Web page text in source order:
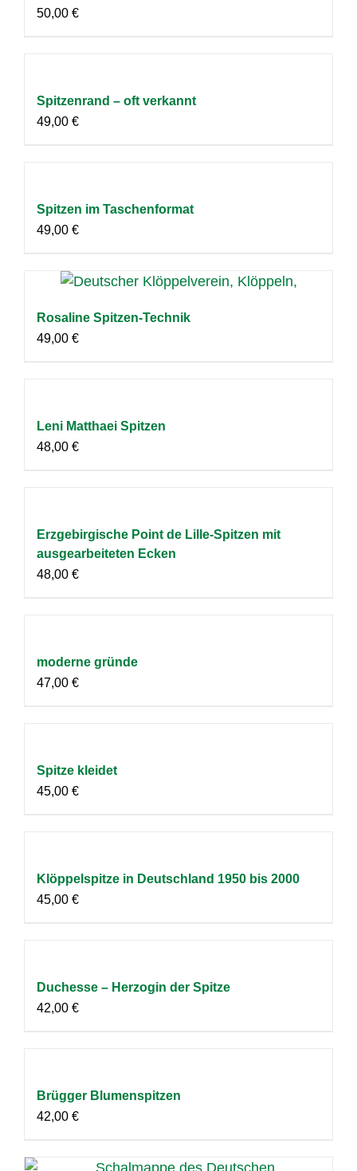
50,00 €
Spitzenrand – oft verkannt
49,00 €
Spitzen im Taschenformat
49,00 €
Rosaline Spitzen-Technik
49,00 €
Leni Matthaei Spitzen
48,00 €
Erzgebirgische Point de Lille-Spitzen mit
ausgearbeiteten Ecken
48,00 €
moderne gründe
47,00 €
Spitze kleidet
45,00 €
Klöppelspitze in Deutschland 1950 bis 2000
45,00 €
Duchesse – Herzogin der Spitze
42,00 €
Brügger Blumenspitzen
42,00 €